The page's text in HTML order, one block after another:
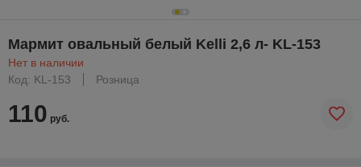
Мармит овальный белый Kelli 2,6 л- KL-153
Нет в наличии
Код: KL-153
Розница
110 руб.